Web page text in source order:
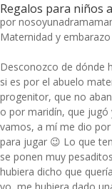
Regalos para niños
por
Maternidad y embarazo
Desconozco de dónde
si es por el abuelo
progenitor, que no
o por maridín, que
vamos, a mí me dio
para jugar 😉 Lo que
se ponen muy
hubiera dicho que